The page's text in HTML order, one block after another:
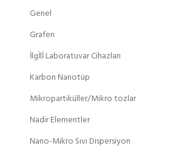
Genel
Grafen
İlgİlİ Laboratuvar Cihazları
Karbon Nanotüp
Mikropartiküller/Mikro tozlar
Nadir Elementler
Nano-Mikro Sıvı Dispersiyon